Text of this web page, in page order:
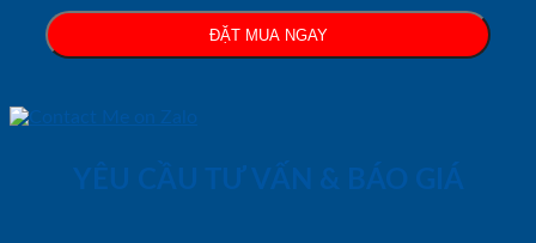
ĐẶT MUA NGAY
YÊU CẦU TƯ VẤN & BÁO GIÁ